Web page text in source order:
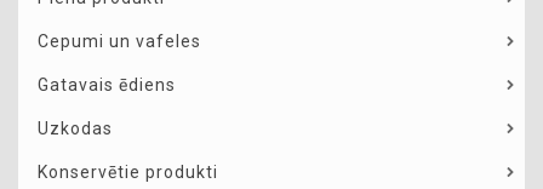
Cepumi un vafeles
Gatavais ēdiens
Uzkodas
Konservētie produkti